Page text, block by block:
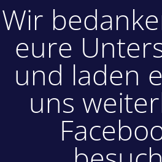
Wir
eure
und laden
uns